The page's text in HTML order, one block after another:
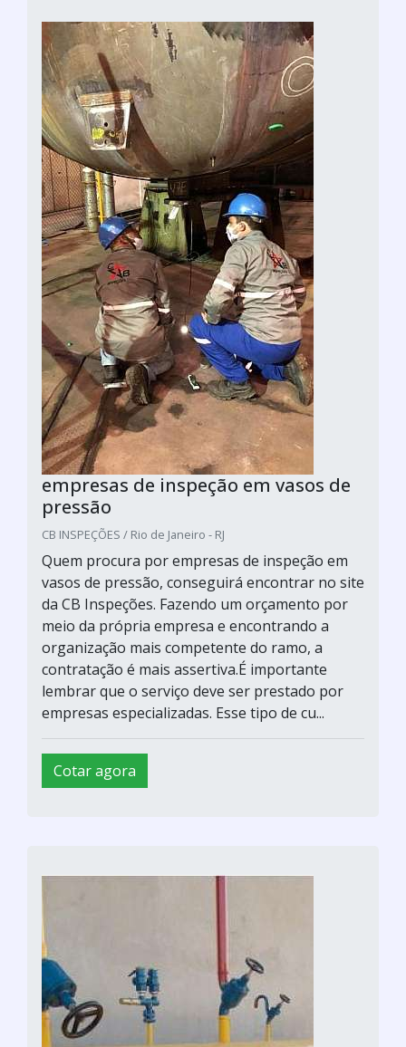
empresas de inspeção em vasos de
pressão
CB INSPEÇÕES / Rio de Janeiro - RJ
Quem procura por empresas de inspeção em
vasos de pressão, conseguirá encontrar no site
da CB Inspeções. Fazendo um orçamento por
meio da própria empresa e encontrando a
organização mais competente do ramo, a
contratação é mais assertiva.É importante
lembrar que o serviço deve ser prestado por
empresas especializadas. Esse tipo de cu...
Cotar agora